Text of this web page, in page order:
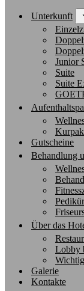
Unterkunft
Junior
Suite
Suite
Gutscheine
Behandlung
Über das
Lobby
Galerie
Kontakte